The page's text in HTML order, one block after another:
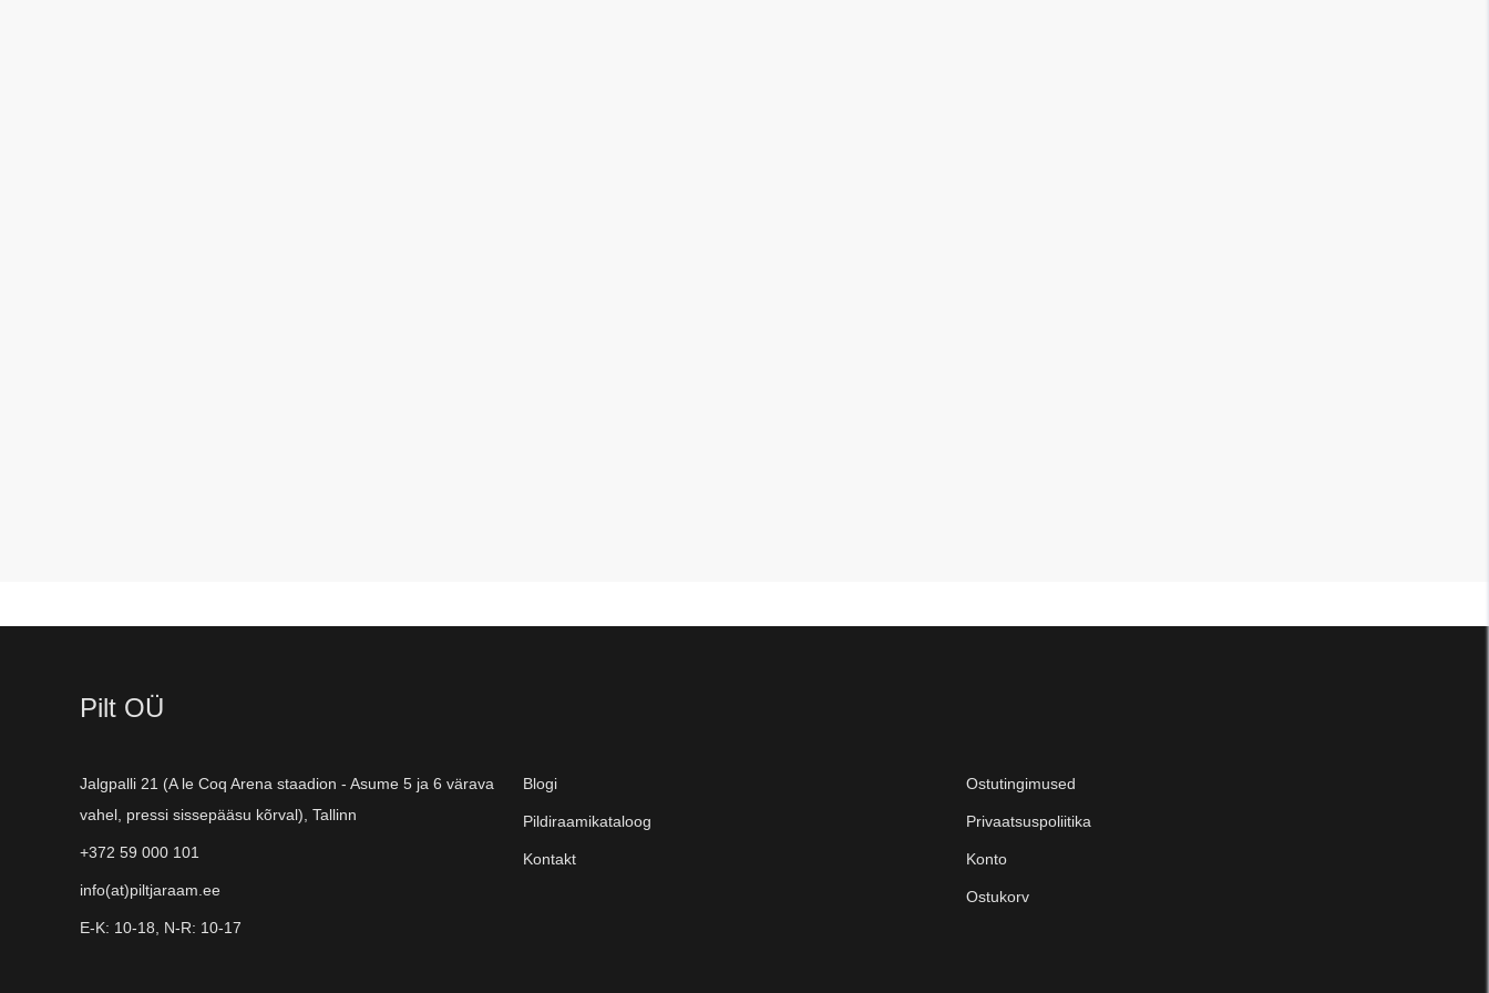
Pilt OÜ
Jalgpalli 21 (A le Coq Arena staadion - Asume 5 ja 6 värava
vahel, pressi sissepääsu kõrval), Tallinn
+372 59 000 101
info(at)piltjaraam.ee
E-K: 10-18, N-R: 10-17
Blogi
Pildiraamikataloog
Kontakt
Ostutingimused
Privaatsuspoliitika
Konto
Ostukorv